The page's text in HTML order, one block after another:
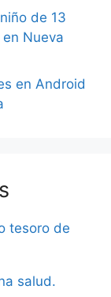
de 13
Nueva
en Android
tesoro de
salud.